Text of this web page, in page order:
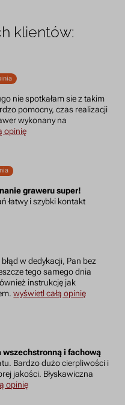
klientów:
nie spotkałam sie z takim
pomocny, czas realizacji
wykonany na
opinię
graweru super!
łatwy i szybki kontakt
błąd w dedykacji, Pan bez
tego samego dnia
instrukcję jak
wyświetl całą opinię
wszechstronną i fachową
Bardzo dużo cierpliwości i
jakości. Błyskawiczna
opinię